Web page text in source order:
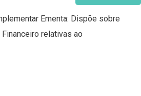
Ementa: Dispõe sobre
relativas ao